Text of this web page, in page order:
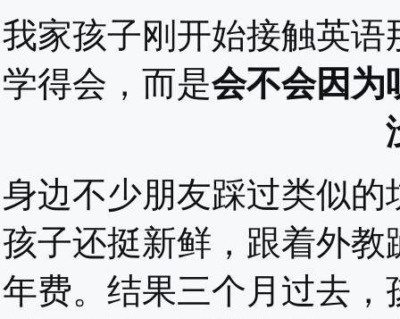
我家孩子刚开始接触英
学得会，而是会不会因为
身边不少朋友踩过类似
孩子还挺新鲜，跟着外
年费。结果三个月过去